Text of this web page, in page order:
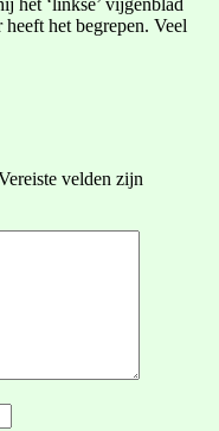
het begrepen. Veel
velden zijn